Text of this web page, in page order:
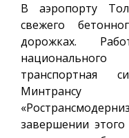
В аэропорту
свежего
дорожках.
транспортная
завершении